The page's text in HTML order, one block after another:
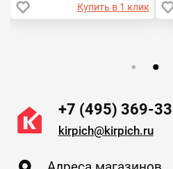
Купить в 1 клик
+7 (495) 369-
kirpich@kirpich.ru